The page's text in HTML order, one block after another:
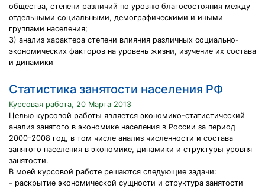
общества, степени различий по уровню благосостояния между
отдельными социальными, демографическими и иными
группами населения;
3) анализ характера степени влияния различных социально-
экономических факторов на уровень жизни, изучение их состава
и динамики
Статистика занятости населения РФ
Курсовая работа, 20 Марта 2013
Целью курсовой работы является экономико-статистический
анализ занятого в экономике населения в России за период
2000-2008 год, в том числе анализ численности и состава
занятого населения в экономике, динамики и структуры уровня
занятости.
В моей курсовой работе решаются следующие задачи:
- раскрытие экономической сущности и структура занятости